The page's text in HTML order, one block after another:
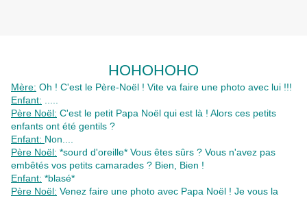
HOHOHOHO
Mère: Oh ! C'est le Père-Noël ! Vite va faire une photo avec lui !!!
Enfant:
Père Noël: C'est le petit Papa Noël qui est là ! Alors ces petits
enfants ont été gentils ?
Enfant: Non....
Père Noël: *sourd d'oreille* Vous êtes sûrs ? Vous n'avez pas
embêtés vos petits camarades ? Bien, Bien !
Enfant: *blasé*
Père Noël: Venez faire une photo avec Papa Noël ! Je vous la